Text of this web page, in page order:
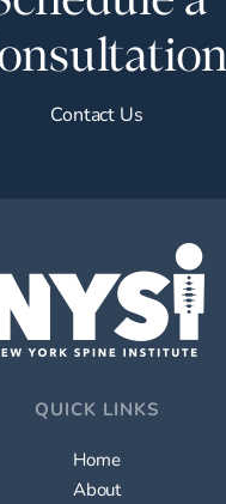
Contact Us
QUICK LINKS
Home
About